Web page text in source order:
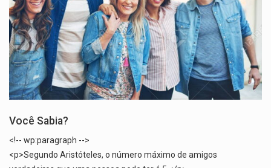
Você Sabia?
<!-- wp:paragraph -->
<p>Segundo Aristóteles, o número máximo de amigos